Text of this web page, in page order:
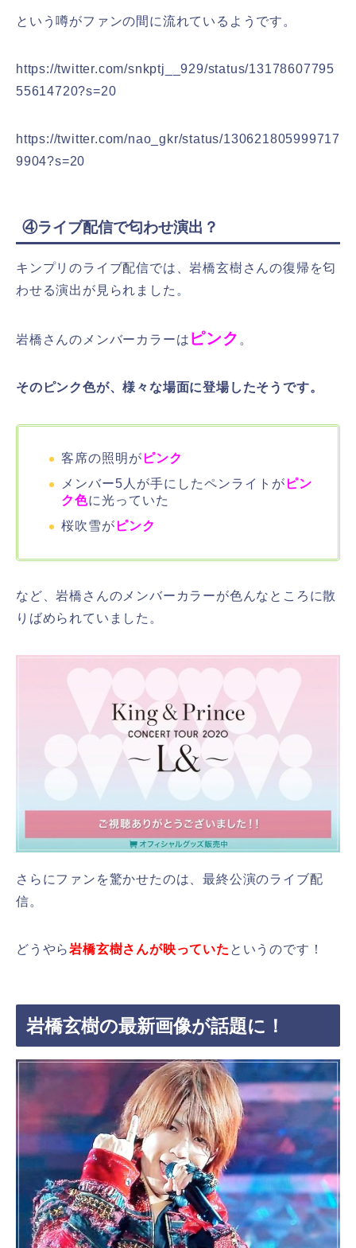
という噂がファンの間に流れているようです。
https://twitter.com/snkptj__929/status/13178607795
55614720?s=20
https://twitter.com/nao_gkr/status/130621805999717
9904?s=20
④ライブ配信で匂わせ演出？
キンプリのライブ配信では、岩橋玄樹さんの復帰を匂
わせる演出が見られました。
岩橋さんのメンバーカラーは ピンク 。
そのピンク色が、様々な場面に登場したそうです。
客席の照明が ピンク
メンバー5人が手にしたペンライトが ピン
ク色に光っていた
桜吹雪が ピンク
など、岩橋さんのメンバーカラーが色んなところに散
りばめられていました。
さらにファンを驚かせたのは、最終公演のライブ配
信。
どうやら岩橋玄樹さんが映っていた というのです！
岩橋玄樹の最新画像が話題に！